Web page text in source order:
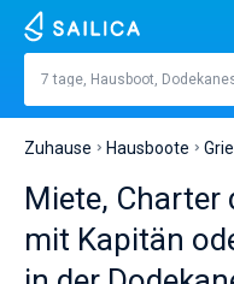
Dodekanes
7 tage, Hausboot,
Jachten
Beliebte Länder
Kroatien
Beliebte Reiseziele
Zuhause Hausboote
Miete, Charter
mit Kapitän
Eingebaut